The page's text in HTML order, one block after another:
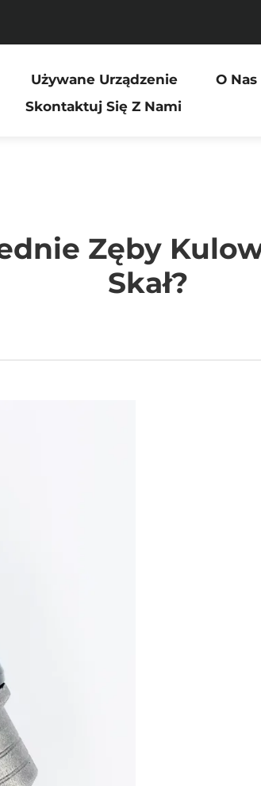
Używane Urządzenie O Nas
Skontaktuj Się Z Nami
Zęby
Skał?